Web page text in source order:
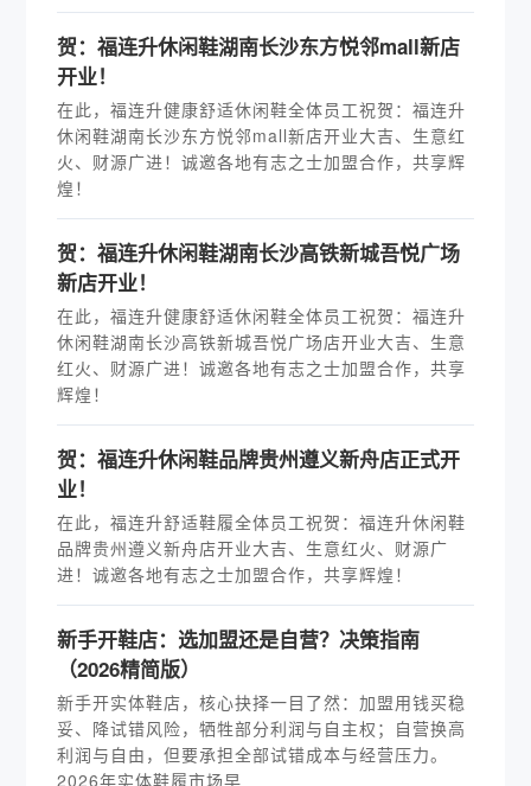
贺：福连升休闲鞋湖南长沙东方悦邻mall新店
开业！
在此，福连升健康舒适休闲鞋全体员工祝贺：福连升
休闲鞋湖南长沙东方悦邻mall新店开业大吉、生意红
火、财源广进！诚邀各地有志之士加盟合作，共享辉
煌！
贺：福连升休闲鞋湖南长沙高铁新城吾悦广场
新店开业！
在此，福连升健康舒适休闲鞋全体员工祝贺：福连升
休闲鞋湖南长沙高铁新城吾悦广场店开业大吉、生意
红火、财源广进！诚邀各地有志之士加盟合作，共享
辉煌！
贺：福连升休闲鞋品牌贵州遵义新舟店正式开
业！
在此，福连升舒适鞋履全体员工祝贺：福连升休闲鞋
品牌贵州遵义新舟店开业大吉、生意红火、财源广
进！诚邀各地有志之士加盟合作，共享辉煌！
新手开鞋店：选加盟还是自营？决策指南
（2026精简版）
新手开实体鞋店，核心抉择一目了然：加盟用钱买稳
妥、降试错风险，牺牲部分利润与自主权；自营换高
利润与自由，但要承担全部试错成本与经营压力。
2026年实体鞋履市场早